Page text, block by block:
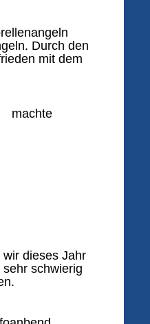
Durch den
mit dem
machte
dieses Jahr
schwierig